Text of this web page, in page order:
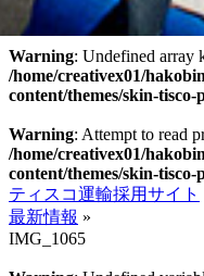
Warning: Undefined array
/home/creativex01/
content/themes/skin-
Warning: Attempt to read
/home/creativex01/
content/themes/skin-
ティスコ運輸採用サイト
最新情報 »
IMG_1065